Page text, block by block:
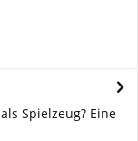
Spielzeug? Eine